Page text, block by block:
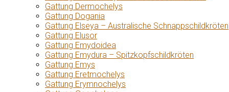
Gattung Dermochelys
Gattung Dogania
Gattung Elseya – Australische Schnappschildkröten
Gattung Elusor
Gattung Emydoidea
Gattung Emydura – Spitzkopfschildkröten
Gattung Emys
Gattung Eretmochelys
Gattung Erymnochelys